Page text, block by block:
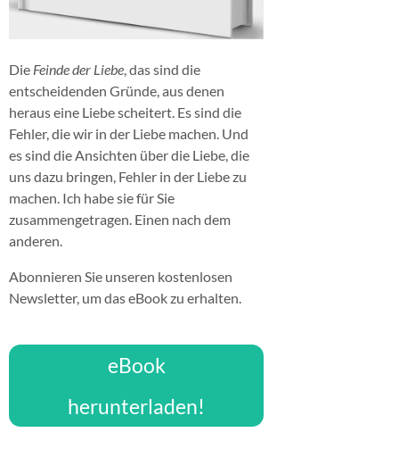
Die Feinde der Liebe , das sind die
entscheidenden Gründe, aus denen
heraus eine Liebe scheitert. Es sind die
Fehler, die wir in der Liebe machen. Und
es sind die Ansichten über die Liebe, die
uns dazu bringen, Fehler in der Liebe zu
machen. Ich habe sie für Sie
zusammengetragen. Einen nach dem
anderen.
Abonnieren Sie unseren kostenlosen
Newsletter, um das eBook zu erhalten.
eBook
herunterladen!